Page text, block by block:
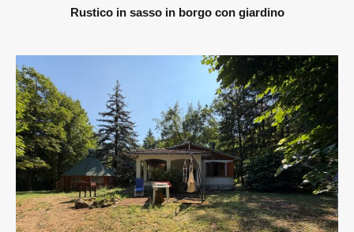
Rustico in sasso in borgo con giardino